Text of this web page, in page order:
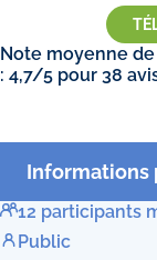
Note moyenne
: 4,7/5 pour 38
Informations
12 participants
Public